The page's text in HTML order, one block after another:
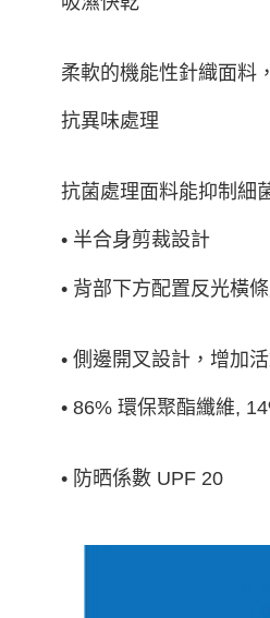
柔軟的機能性針織面料
抗異味處理
抗菌處理面料能抑制細
• 半合身剪裁設計
• 背部下方配置反光橫
• 側邊開叉設計，增加
• 86% 環保聚酯纖維,
• 防晒係數 UPF 20